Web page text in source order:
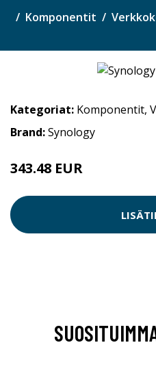
Komponentit
Kategoriat: Komponentit,
Brand:Synology
343.48 EUR